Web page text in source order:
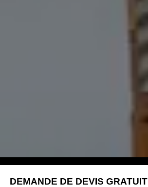
DEMANDE DE DEVIS GRATUIT